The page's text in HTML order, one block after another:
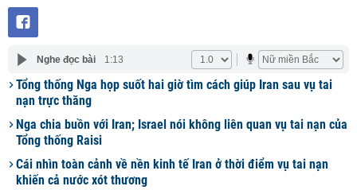
Nghe đọc bài 1:13
Tổng thống Nga họp suốt hai giờ tìm cách giúp Iran sau vụ tai
nạn trực thăng
Nga chia buồn với Iran; Israel nói không liên quan vụ tai nạn của
Tổng thống Raisi
Cái nhìn toàn cảnh về nền kinh tế Iran ở thời điểm vụ tai nạn
khiến cả nước xót thương